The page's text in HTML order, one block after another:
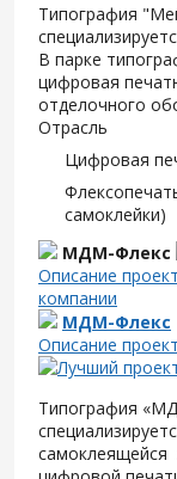
Типография
В парке
цифровая
отделочного
Отрасль
Цифровая
самоклейки)
МДМ-Флекс
Описание
компании
МДМ-Флекс
Описание
Типография
самоклеящейся